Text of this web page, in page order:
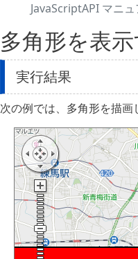
JavaScriptAPI マニ
多角形を表
実行結果
次の例では、多角形を描画